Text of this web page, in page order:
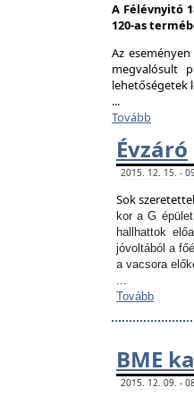
A Félévnyitó
120-as
Az
megvalósult
lehetőségetek
...
Tovább
Évzáró
2015. 12. 15. -
Sok
kor a G
hallhattok
jóvoltából a
a vacsora
...
Tovább
BME
2015. 12. 09. -